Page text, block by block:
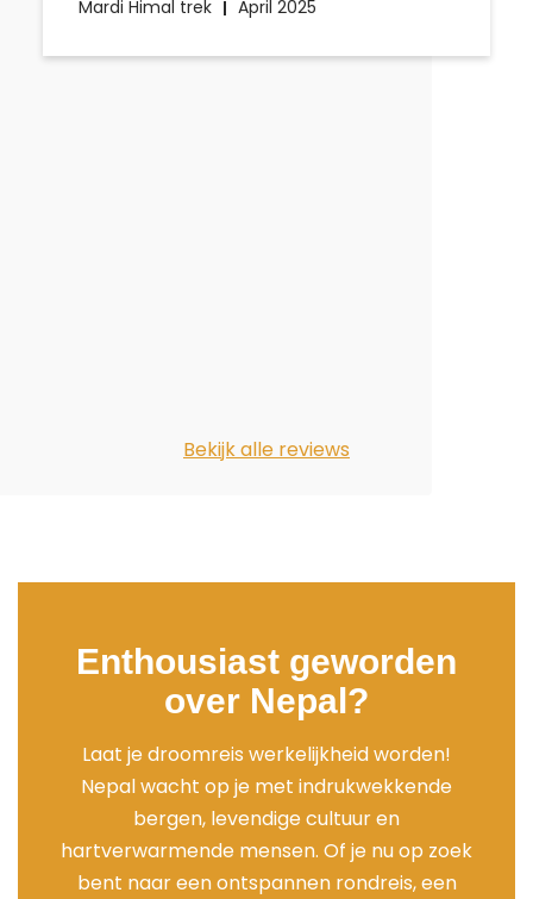
Mardi Himal trek April 2025
Bekijk alle reviews
Enthousiast geworden
over Nepal?
Laat je droomreis werkelijkheid worden!
Nepal wacht op je met indrukwekkende
bergen, levendige cultuur en
hartverwarmende mensen. Of je nu op zoek
bent naar een ontspannen rondreis, een